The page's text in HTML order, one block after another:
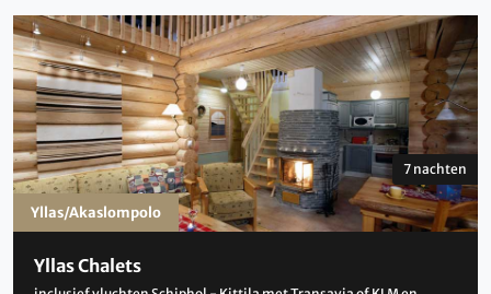
Yllas Chalets
7 nachten
Yllas/Akaslompolo